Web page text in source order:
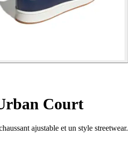
Court
ajustable et un style streetwear.